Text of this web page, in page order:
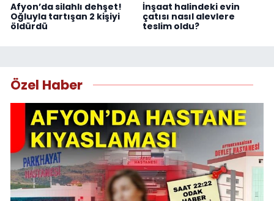
Afyon’da silahlı dehşet!
Oğluyla tartışan 2 kişiyi
öldürdü
İnşaat halindeki evin
çatısı nasıl alevlere
teslim oldu?
Özel Haber